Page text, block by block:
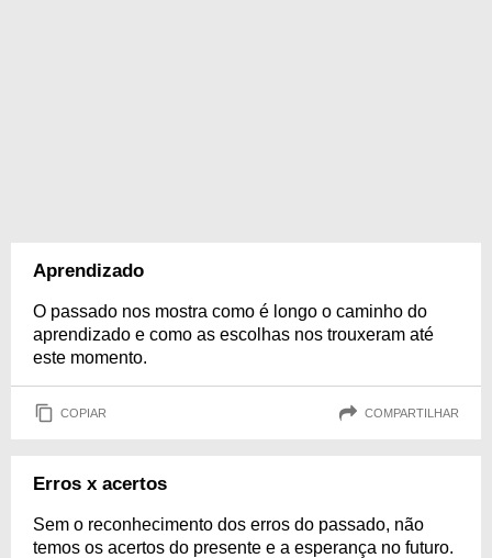
Aprendizado
O passado nos mostra como é longo o caminho do
aprendizado e como as escolhas nos trouxeram até
este momento.
COPIAR COMPARTILHAR
Erros x acertos
Sem o reconhecimento dos erros do passado, não
temos os acertos do presente e a esperança no futuro.